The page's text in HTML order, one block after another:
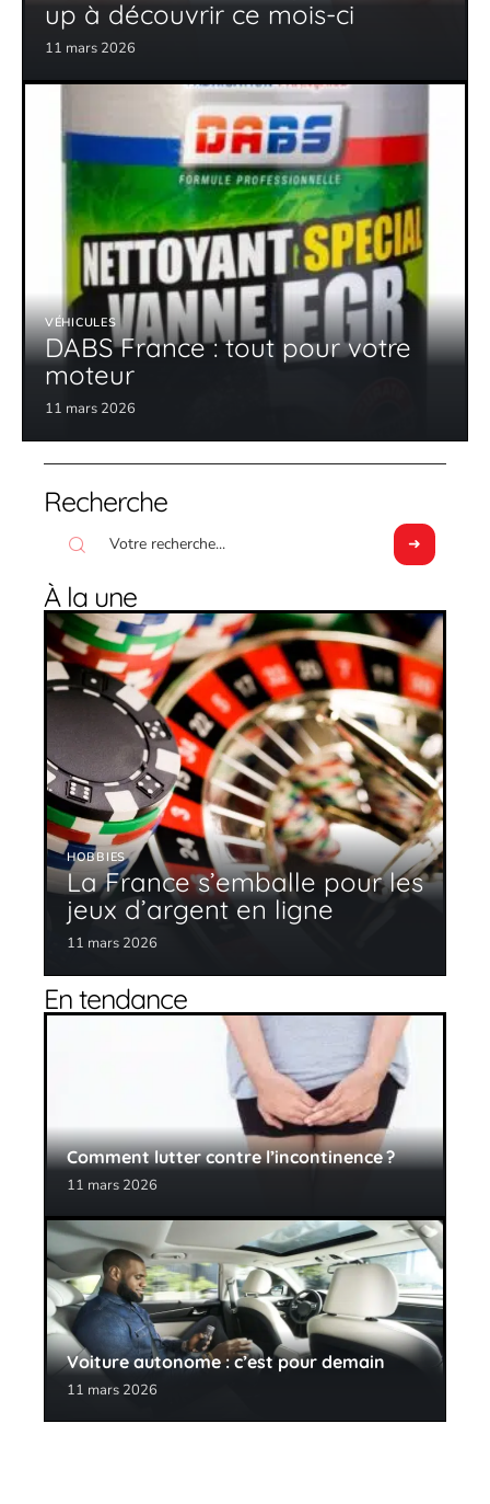
up à découvrir ce mois-ci
11 mars 2026
VÉHICULES
DABS France : tout pour votre
moteur
11 mars 2026
Recherche
À la une
HOBBIES
La France s’emballe pour les
jeux d’argent en ligne
11 mars 2026
En tendance
Comment lutter contre l’incontinence ?
11 mars 2026
Voiture autonome : c’est pour demain
11 mars 2026